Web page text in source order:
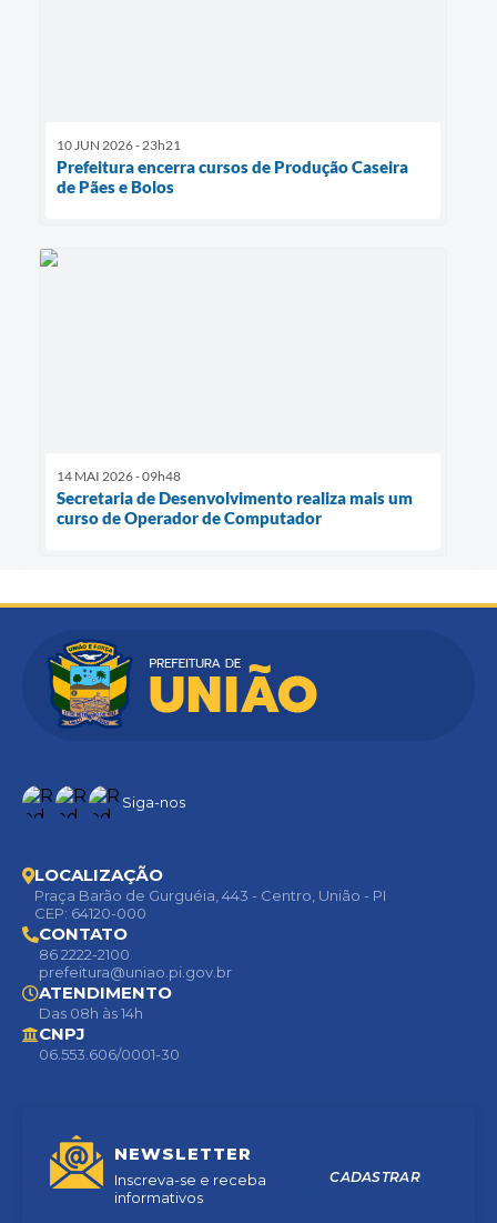
10 JUN 2026 - 23h21
Prefeitura encerra cursos de Produção Caseira
de Pães e Bolos
14 MAI 2026 - 09h48
Secretaria de Desenvolvimento realiza mais um
curso de Operador de Computador
Siga-nos
NEWSLETTER
Inscreva-se e receba
informativos
CADASTRAR
LOCALIZAÇÃO
Praça Barão de Gurguéia, 443 - Centro, União - PI
CEP: 64120-000
CONTATO
86 2222-2100
prefeitura@uniao.pi.gov.br
ATENDIMENTO
Das 08h às 14h
CNPJ
06.553.606/0001-30